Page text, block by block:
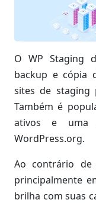
O WP Staging
backup e cópia
sites de staging
Também é
ativos e uma
WordPress.org.
Ao contrário de
principalmente
brilha com suas